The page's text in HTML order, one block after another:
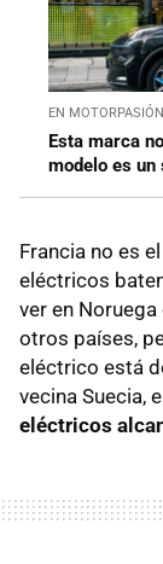
EN MOTORPASIÓN
Esta marca
modelo es un
Francia no es
eléctricos
ver en
otros países,
eléctrico está
vecina Suecia,
eléctricos